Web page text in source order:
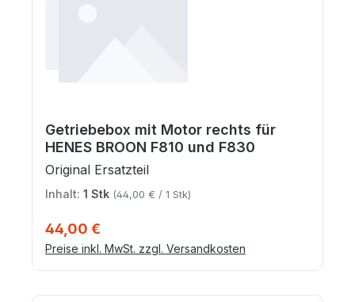
Getriebebox mit Motor rechts für
HENES BROON F810 und F830
Original Ersatzteil
Inhalt: 1 Stk (44,00 € / 1 Stk)
44,00 €
Preise inkl. MwSt. zzgl. Versandkosten